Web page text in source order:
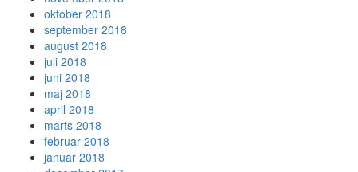
oktober 2018
september 2018
august 2018
juli 2018
juni 2018
maj 2018
april 2018
marts 2018
februar 2018
januar 2018